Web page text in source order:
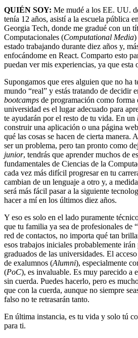
QUIÉN SOY: Me mudé a los EE. UU.
tenía 12 años, asistí a la escuela pública
Georgia Tech, donde me gradué con un
Computacionales (Computational Media)
estado trabajando durante diez años y,
enfocándome en React. Comparto esto
puedan ver mis experiencias, ya que esta
Supongamos que eres alguien que no ha
mundo “real” y estás tratando de decidir
bootcamps de programación como forma
universidad es el lugar adecuado para
te ayudarán por el resto de tu vida. En un
construir una aplicación o una página
qué las cosas se hacen de cierta manera.
ser un problema, pero tan pronto como
junior, tendrás que aprender muchos de
fundamentales de Ciencias de la
cada vez más difícil progresar en tu
cambian de un lenguaje a otro y, a
será más fácil pasar a la siguiente
hacer a mí en los últimos diez años.
Y eso es solo en el lado puramente
que tu familia ya sea de profesionales de
red de contactos, no importa qué tan
esos trabajos iniciales probablemente
graduados de las universidades. El
de exalumnos (Alumni), especialmente
(PoC), es invaluable. Es muy parecido a
sin cuerda. Puedes hacerlo, pero es
que con la cuerda, aunque no siempre
falso no te retrasarán tanto.
En última instancia, es tu vida y solo tú
para ti.